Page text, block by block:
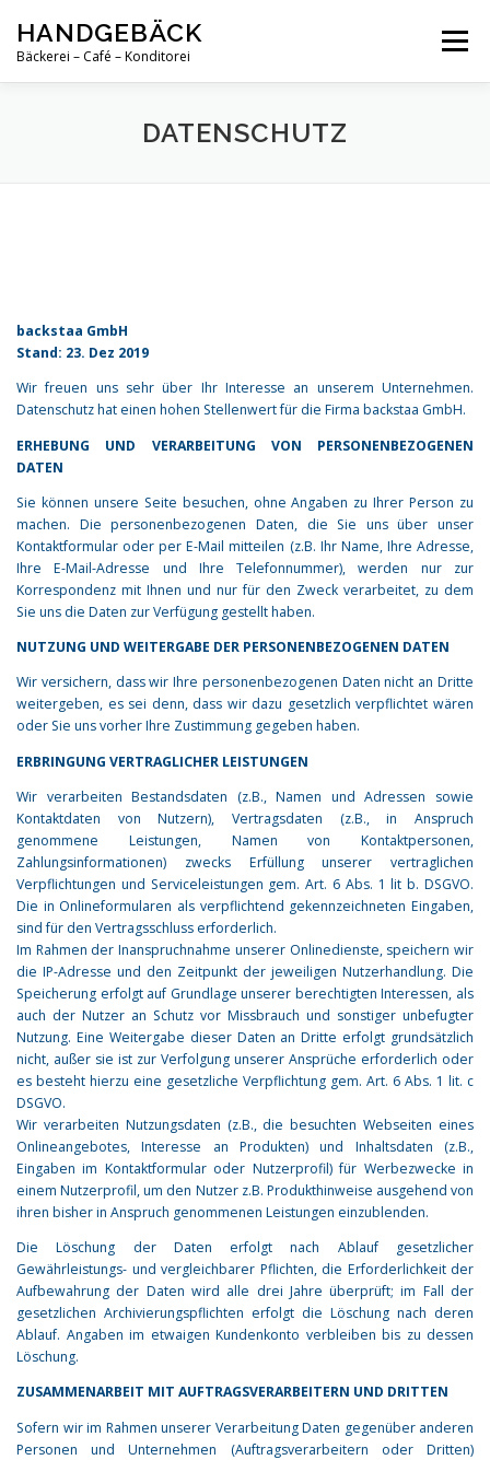
Inhalt
springen
HANDGEBÄCK
Bäckerei – Café – Konditorei
Menü
KONDITOREI SPEISEKARTE
DATENSCHUTZ
backstaa GmbH
Stand: 23. Dez 2019
Wir freuen uns sehr über Ihr Interesse an unserem Unternehmen.
Datenschutz hat einen hohen Stellenwert für die Firma backstaa GmbH.
ERHEBUNG UND VERARBEITUNG VON PERSONENBEZOGENEN
DATEN
Sie können unsere Seite besuchen, ohne Angaben zu Ihrer Person zu
machen. Die personenbezogenen Daten, die Sie uns über unser
Kontaktformular oder per E-Mail mitteilen (z.B. Ihr Name, Ihre Adresse,
Ihre E-Mail-Adresse und Ihre Telefonnummer), werden nur zur
Korrespondenz mit Ihnen und nur für den Zweck verarbeitet, zu dem
Sie uns die Daten zur Verfügung gestellt haben.
NUTZUNG UND WEITERGABE DER PERSONENBEZOGENEN DATEN
Wir versichern, dass wir Ihre personenbezogenen Daten nicht an Dritte
weitergeben, es sei denn, dass wir dazu gesetzlich verpflichtet wären
oder Sie uns vorher Ihre Zustimmung gegeben haben.
ERBRINGUNG VERTRAGLICHER LEISTUNGEN
Wir verarbeiten Bestandsdaten (z.B., Namen und Adressen sowie
Kontaktdaten von Nutzern), Vertragsdaten (z.B., in Anspruch
genommene Leistungen, Namen von Kontaktpersonen,
Zahlungsinformationen) zwecks Erfüllung unserer vertraglichen
Verpflichtungen und Serviceleistungen gem. Art. 6 Abs. 1 lit b. DSGVO.
Die in Onlineformularen als verpflichtend gekennzeichneten Eingaben,
sind für den Vertragsschluss erforderlich.
Im Rahmen der Inanspruchnahme unserer Onlinedienste, speichern wir
die IP-Adresse und den Zeitpunkt der jeweiligen Nutzerhandlung. Die
Speicherung erfolgt auf Grundlage unserer berechtigten Interessen, als
auch der Nutzer an Schutz vor Missbrauch und sonstiger unbefugter
Nutzung. Eine Weitergabe dieser Daten an Dritte erfolgt grundsätzlich
nicht, außer sie ist zur Verfolgung unserer Ansprüche erforderlich oder
es besteht hierzu eine gesetzliche Verpflichtung gem. Art. 6 Abs. 1 lit. c
DSGVO.
Wir verarbeiten Nutzungsdaten (z.B., die besuchten Webseiten eines
Onlineangebotes, Interesse an Produkten) und Inhaltsdaten (z.B.,
Eingaben im Kontaktformular oder Nutzerprofil) für Werbezwecke in
einem Nutzerprofil, um den Nutzer z.B. Produkthinweise ausgehend von
ihren bisher in Anspruch genommenen Leistungen einzublenden.
Die Löschung der Daten erfolgt nach Ablauf gesetzlicher
Gewährleistungs- und vergleichbarer Pflichten, die Erforderlichkeit der
Aufbewahrung der Daten wird alle drei Jahre überprüft; im Fall der
gesetzlichen Archivierungspflichten erfolgt die Löschung nach deren
Ablauf. Angaben im etwaigen Kundenkonto verbleiben bis zu dessen
Löschung.
ZUSAMMENARBEIT MIT AUFTRAGSVERARBEITERN UND DRITTEN
Sofern wir im Rahmen unserer Verarbeitung Daten gegenüber anderen
Personen und Unternehmen (Auftragsverarbeitern oder Dritten)